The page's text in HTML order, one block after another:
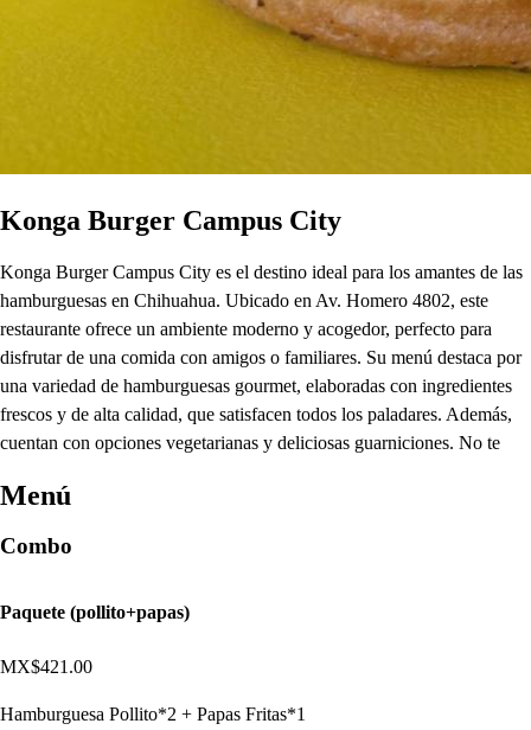
Konga Burger Campus City
Konga Burger Campus City es el destino ideal para los amantes de las
hamburguesas en Chihuahua. Ubicado en Av. Homero 4802, este
restaurante ofrece un ambiente moderno y acogedor, perfecto para
disfrutar de una comida con amigos o familiares. Su menú destaca por
una variedad de hamburguesas gourmet, elaboradas con ingredientes
frescos y de alta calidad, que satisfacen todos los paladares. Además,
cuentan con opciones vegetarianas y deliciosas guarniciones. No te
Menú
Combo
Paquete (pollito+papas)
MX$421.00
Hamburguesa Pollito*2 + Papas Fritas*1